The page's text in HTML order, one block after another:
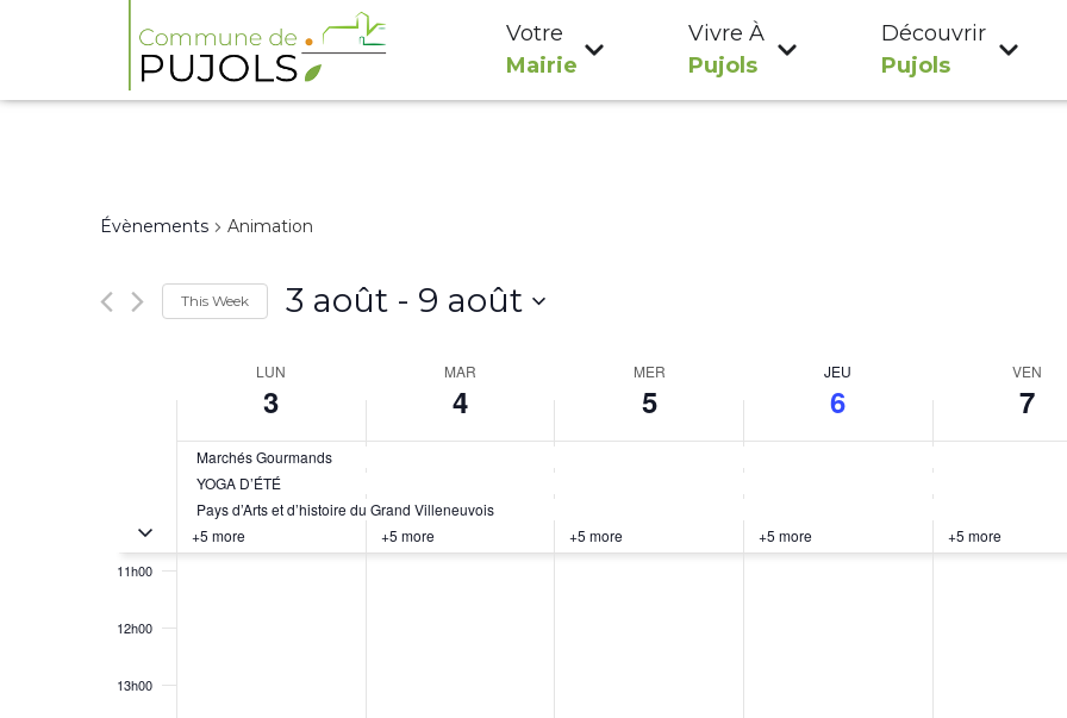
Votre
Mairie
Vivre À
Pujols
Découvrir
Pujols
Évènements Animation
This Week 3 août - 9 août
Évènements
LUN
3
MAR
4
MER
5
JEU
6
VEN
7
Toggle multiday évènements
Marchés Gourmands
YOGA D’ÉTÉ
Pays d’Arts et d’histoire du Grand Villeneuvois
+5 more
+5 more +5 more +5 more +5 more
2h00
5h00
11h00
12h00
13h00